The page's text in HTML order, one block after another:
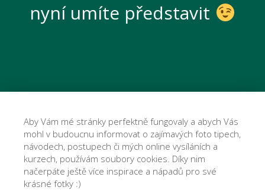
nyní umíte představit
© 2026 Josef Cvrček - Jak fotit špičkové fotky a jak nastavit
Aby Vám mé stránky perfektně fungovaly a abych Vás
mohl v budoucnu informovat o zajímavých foto tipech,
návodech, postupech či mých online vysíláních a
kurzech, používám soubory cookies. Díky nim
načerpáte ještě více inspirace a nápadů pro své
krásné fotky :)